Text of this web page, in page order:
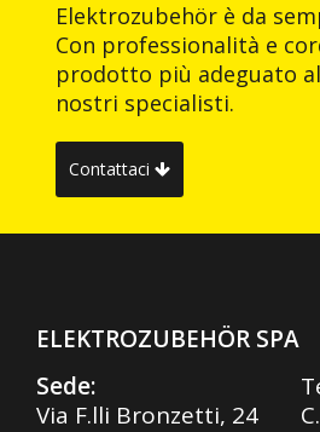
Elektrozubehör è da
Con professionalità e
prodotto più adeguato
nostri specialisti.
Contattaci
ELEKTROZUBEHÖR SPA
Sede:
Via F.lli Bronzetti, 24